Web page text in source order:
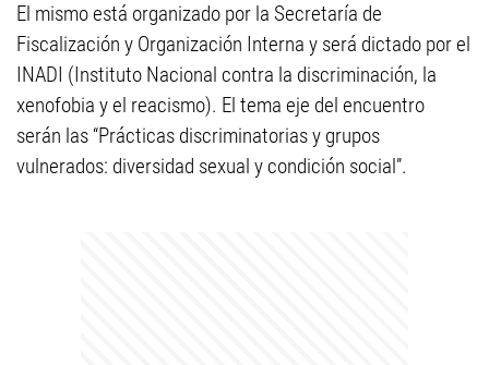
El mismo está organizado por la Secretaría de
Fiscalización y Organización Interna y será dictado por el
INADI (Instituto Nacional contra la discriminación, la
xenofobia y el reacismo). El tema eje del encuentro
serán las “Prácticas discriminatorias y grupos
vulnerados: diversidad sexual y condición social”.